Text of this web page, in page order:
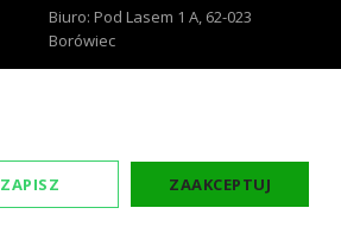
Biuro: Pod Lasem 1 A, 62-023
Borówiec
ZAPISZ
ZAAKCEPTUJ